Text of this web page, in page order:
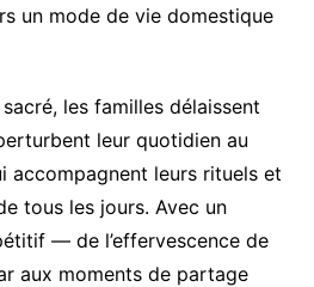
un mode de vie domestique
les familles délaissent
leur quotidien au
accompagnent leurs rituels et
tous les jours. Avec un
— de l’effervescence de
aux moments de partage